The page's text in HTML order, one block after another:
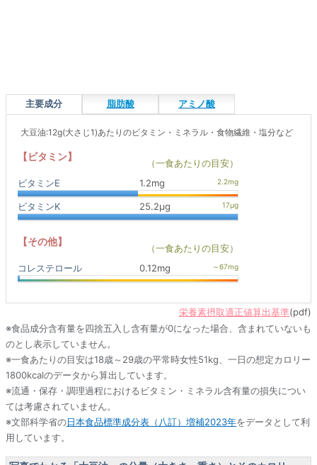
主要成分 脂肪酸 アミノ酸
大豆油:12g(大さじ1)あたりのビタミン・ミネラル・食物繊維・塩分など
【ビタミン】
（一食あたりの目安）
ビタミンE
1.2mg
ビタミンK 25.2μg
【その他】
（一食あたりの目安）
コレステロール
0.12mg
栄養素摂取適正値算出基準(pdf)
※食品成分含有量を四捨五入し含有量が0になった場合、含まれていないも
のとし表示していません。
※一食あたりの目安は18歳～29歳の平常時女性51kg、一日の想定カロリー
1800kcalのデータから算出しています。
※流通・保存・調理過程におけるビタミン・ミネラル含有量の損失につい
ては考慮されていません。
※文部科学省の日本食品標準成分表（八訂）増補2023年をデータとして利
用しています。